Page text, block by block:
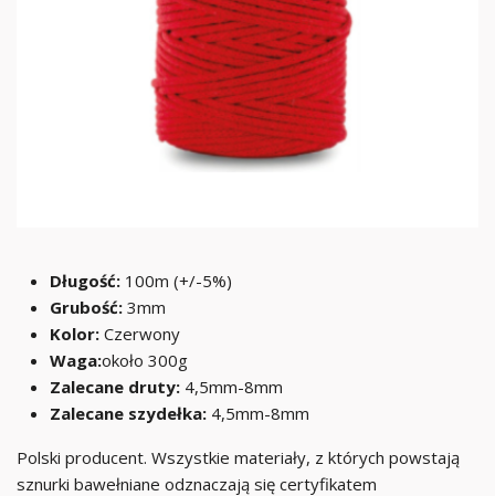
Długość: 100m (+/-5%)
Grubość: 3mm
Kolor: Czerwony
Waga:około 300g
Zalecane druty: 4,5mm-8mm
Zalecane szydełka: 4,5mm-8mm
Polski producent. Wszystkie materiały, z których powstają
sznurki bawełniane odznaczają się certyfikatem